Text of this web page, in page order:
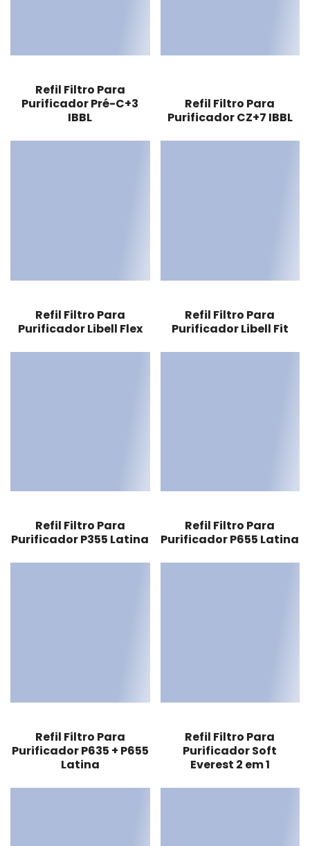
Refil Filtro Para
Purificador Pré-C+3
IBBL
Refil Filtro Para
Purificador CZ+7 IBBL
Refil Filtro Para
Purificador Libell Flex
Refil Filtro Para
Purificador Libell Fit
Refil Filtro Para
Purificador P355 Latina
Refil Filtro Para
Purificador P655 Latina
Refil Filtro Para
Purificador P635 + P655
Latina
Refil Filtro Para
Purificador Soft
Everest 2 em 1